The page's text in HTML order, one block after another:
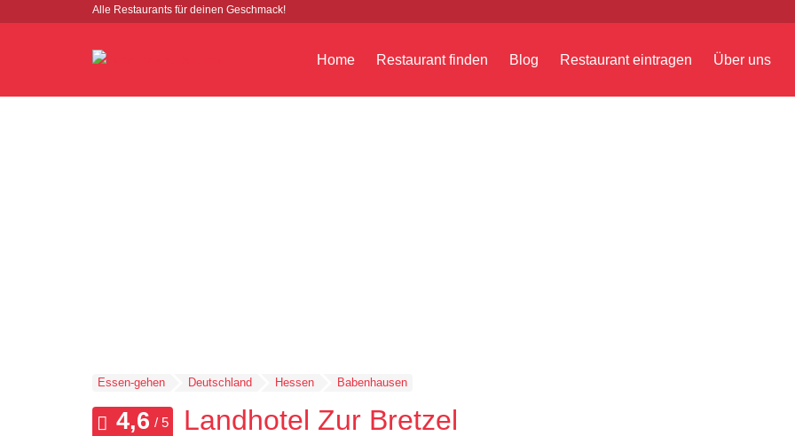
Alle Restaurants für deinen Geschmack!
Home Restaurant finden Blog Restaurant eintragen Über uns
Essen-gehen Deutschland Hessen Babenhausen
Landhotel Zur Bretzel